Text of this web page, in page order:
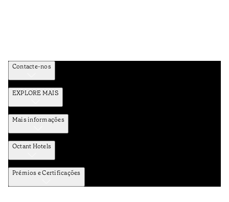
Contacte-nos
EXPLORE MAIS
Mais informações
Octant Hotels
Prémios e Certificações